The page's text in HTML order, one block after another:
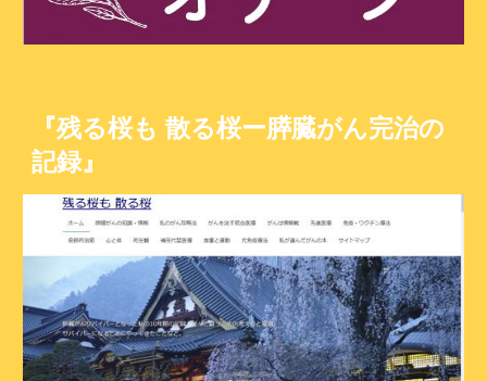
『残る桜も 散る桜ー膵臓がん完治の
記録』